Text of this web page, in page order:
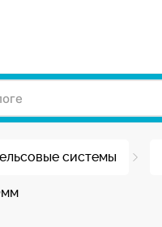
системы